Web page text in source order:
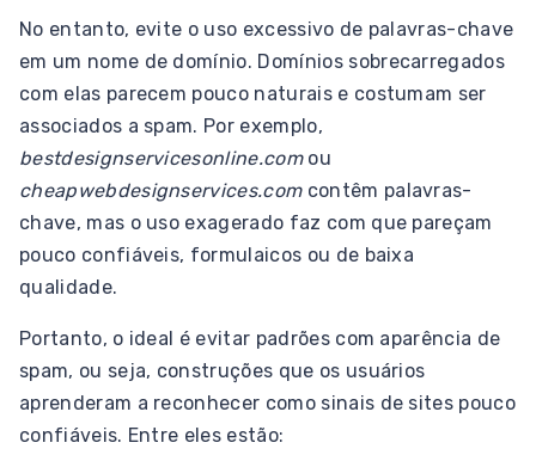
No entanto, evite o uso excessivo de palavras-chave
em um nome de domínio. Domínios sobrecarregados
com elas parecem pouco naturais e costumam ser
associados a spam. Por exemplo,
bestdesignservicesonline.comou
cheapwebdesignservices.comcontêm palavras-
chave, mas o uso exagerado faz com que pareçam
pouco confiáveis, formulaicos ou de baixa
qualidade.
Portanto, o ideal é evitar padrões com aparência de
spam, ou seja, construções que os usuários
aprenderam a reconhecer como sinais de sites pouco
confiáveis. Entre eles estão: